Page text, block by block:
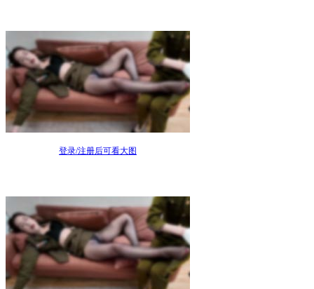
登录/注册后可看大图